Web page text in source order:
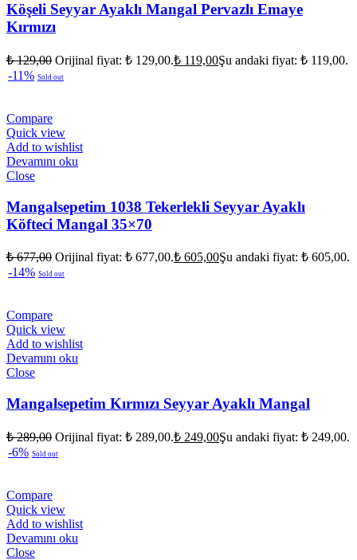
Köşeli Seyyar Ayaklı Mangal Pervazlı Emaye
Kırmızı
₺129,00 Orijinal fiyat: ₺ 129,00.₺ 119,00Şu andaki fiyat: ₺ 119,00.
-11% Sold out
Compare
Quick view
Add to wishlist
Devamını oku
Close
Mangalsepetim 1038 Tekerlekli Seyyar Ayaklı
Köfteci Mangal 35×70
₺677,00 Orijinal fiyat: ₺ 677,00.₺ 605,00Şu andaki fiyat: ₺ 605,00.
-14% Sold out
Compare
Quick view
Add to wishlist
Devamını oku
Close
Mangalsepetim Kırmızı Seyyar Ayaklı Mangal
₺289,00 Orijinal fiyat: ₺ 289,00.₺ 249,00Şu andaki fiyat: ₺ 249,00.
-6% Sold out
Compare
Quick view
Add to wishlist
Devamını oku
Close